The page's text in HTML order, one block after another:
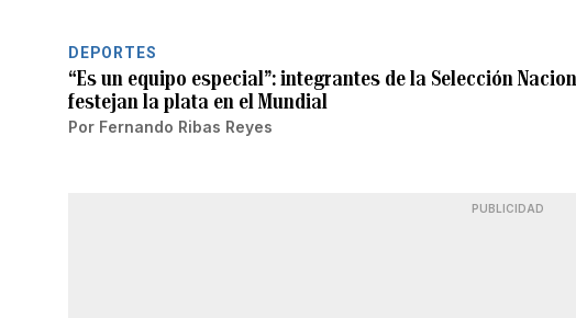
DEPORTES
“Es un equipo especial”: integrantes de la Selección
festejan la plata en el Mundial
Por Fernando Ribas Reyes
PUBLICIDAD